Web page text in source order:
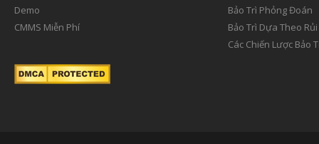
Demo
CMMS Miễn Phí
Bảo Trì Phỏng Đoán
Bảo Trì Dựa Theo
Các Chiến Lược Bảo